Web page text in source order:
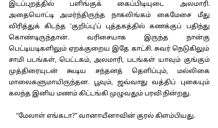
இடப்புறத்தில் பளிங்குக் கைப்பிடியுடை அலமாரி.
அதையொட்டி அமர்ந்திருந்த நாகலிங்கம் கைமேசை மீது
விரித்துக் கிடந்த ‘குறிப்பு’ப் புத்தகத்தில் கணக்குப் பதிந்து
கொண்டிருந்தான். வரிசையாக இருந்த நான்கு
பெட்டியடிகளிலும் ஏறக்குறைய இதே காட்சி. சுவர் நெடுகிலும்
சாமி படங்கள், பெட்டகம், அலமாரி, படங்கள் யாவும் குங்கும்
முத்திரையுடன் கூடிய சந்தனத் தெளிப்பும், மல்லிகை
மாலைகளுமாயிருந்தன. பூவும், ஜவ்வாது வத்திப் புகையும்
கலந்த இனிய மணம் கிட்டங்கி முழுவதும் பரவி நின்றது.
“மேலாள் எங்கடா?” வானாயீனாவின் குரல் கிளம்பியது.